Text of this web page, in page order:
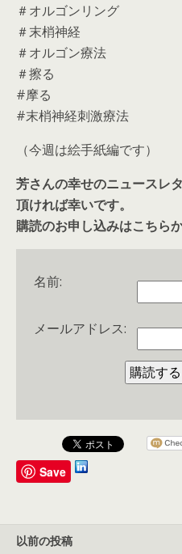
＃オルゴンリング
＃末梢神経
＃オルゴン療法
＃擦る
#摩る
#末梢神経刺激療法
（今週は絵手紙編です）
芳さんの幸せのニュースレ
頂ければ幸いです。
購読のお申し込みはこちら
名前:
メールアドレス:
Save
以前の投稿